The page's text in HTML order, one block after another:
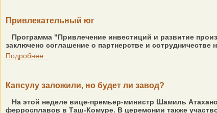
Привлекательный юг
Программа "Привлечение инвестиций и развитие
заключено соглашение о партнерстве и
Подробнее...
Капсулу заложили, но будет ли завод?
На этой неделе вице-премьер-министр Шамиль
ферросплавов в Таш-Комуре. В церемонии также